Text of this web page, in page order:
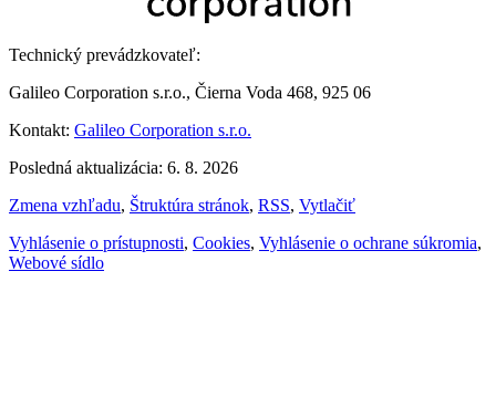
Technický prevádzkovateľ:
Galileo Corporation s.r.o., Čierna Voda 468, 925 06
Kontakt: Galileo Corporation s.r.o.
Posledná aktualizácia: 6. 8. 2026
Zmena vzhľadu, Štruktúra stránok, RSS, Vytlačiť
Vyhlásenie o prístupnosti, Cookies, Vyhlásenie o ochrane súkromia,
Webové sídlo